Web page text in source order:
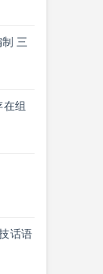
三
组
话语